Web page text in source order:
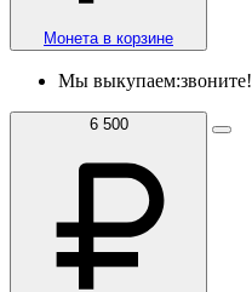
Монета в корзине
Мы выкупаем:звоните!
6 500